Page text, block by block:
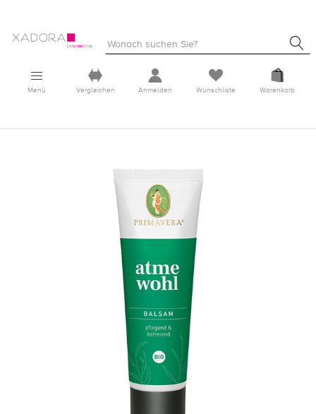
Menü Vergleichen Anmelden Wunschliste Warenkorb